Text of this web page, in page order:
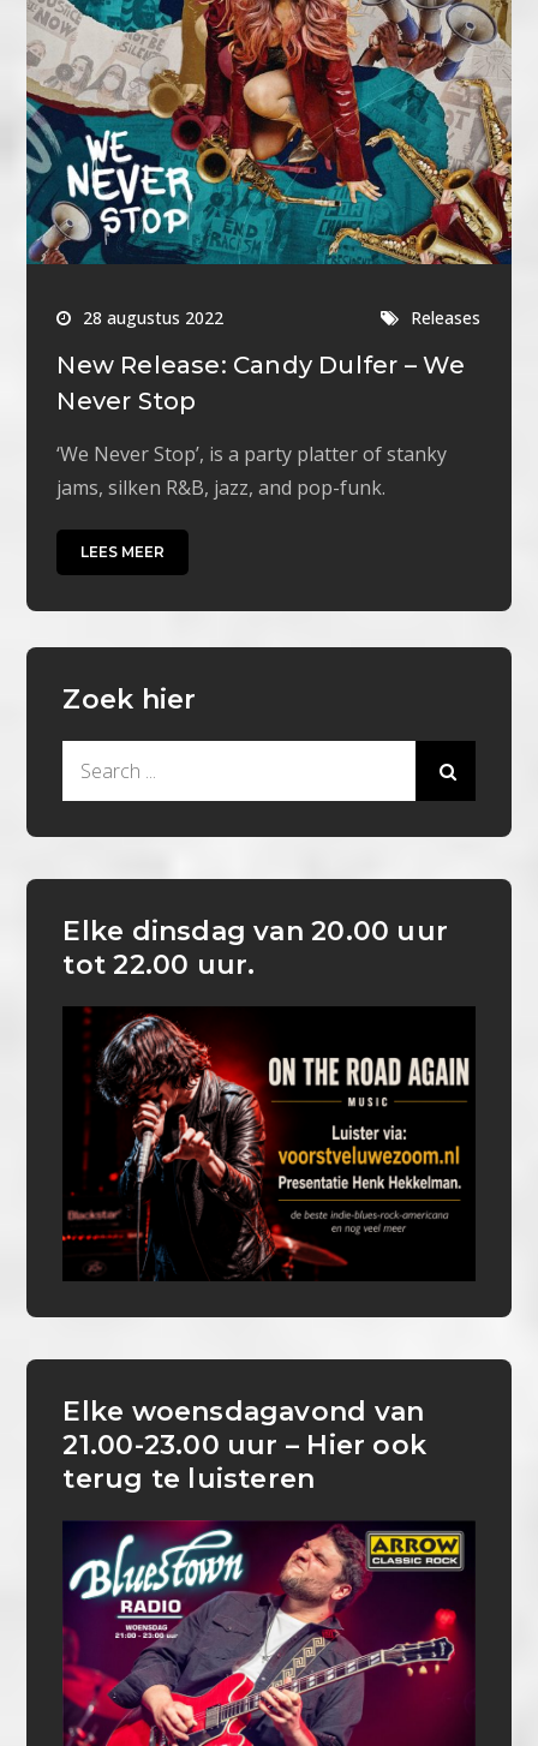
28 augustus 2022 Releases
New Release: Candy Dulfer – We
Never Stop
‘We Never Stop’, is a party platter of stanky
jams, silken R&B, jazz, and pop-funk.
LEES MEER
Zoek hier
Elke dinsdag van 20.00 uur
tot 22.00 uur.
Elke woensdagavond van
21.00-23.00 uur – Hier ook
terug te luisteren